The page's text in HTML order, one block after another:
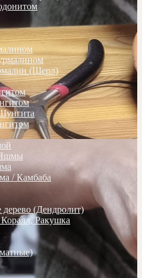
(Шерл)
Яшмы
/ Камбаба
дерево (Дендролит)
Ракушка